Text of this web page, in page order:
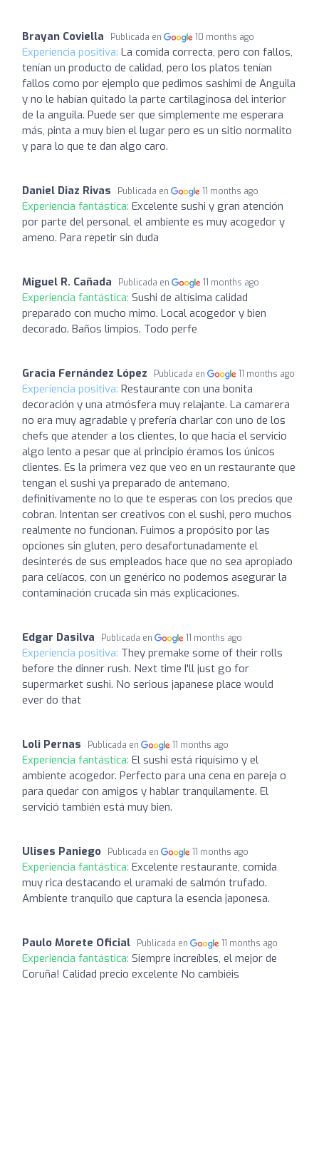
Brayan Coviella Publicada en 10 months ago
Experiencia positiva: La comida correcta, pero con fallos,
tenían un producto de calidad, pero los platos tenían
fallos como por ejemplo que pedimos sashimi de Anguila
y no le habían quitado la parte cartilaginosa del interior
de la anguila. Puede ser que simplemente me esperara
más, pinta a muy bien el lugar pero es un sitio normalito
y para lo que te dan algo caro.
Daniel Diaz Rivas Publicada en 11 months ago
Experiencia fantástica: Excelente sushi y gran atención
por parte del personal, el ambiente es muy acogedor y
ameno. Para repetir sin duda
Miguel R. Cañada Publicada en 11 months ago
Experiencia fantástica: Sushi de altísima calidad
preparado con mucho mimo. Local acogedor y bien
decorado. Baños limpios. Todo perfe
Gracia Fernández López Publicada en 11 months ago
Experiencia positiva: Restaurante con una bonita
decoración y una atmósfera muy relajante. La camarera
no era muy agradable y prefería charlar con uno de los
chefs que atender a los clientes, lo que hacía el servicio
algo lento a pesar que al principio éramos los únicos
clientes. Es la primera vez que veo en un restaurante que
tengan el sushi ya preparado de antemano,
definitivamente no lo que te esperas con los precios que
cobran. Intentan ser creativos con el sushi, pero muchos
realmente no funcionan. Fuimos a propósito por las
opciones sin gluten, pero desafortunadamente el
desinterés de sus empleados hace que no sea apropiado
para celíacos, con un genérico no podemos asegurar la
contaminación crucada sin más explicaciones.
Edgar Dasilva Publicada en 11 months ago
Experiencia positiva: They premake some of their rolls
before the dinner rush. Next time I'll just go for
supermarket sushi. No serious japanese place would
ever do that
Loli Pernas Publicada en 11 months ago
Experiencia fantástica: El sushi está riquísimo y el
ambiente acogedor. Perfecto para una cena en pareja o
para quedar con amigos y hablar tranquilamente. El
servició también está muy bien.
Ulises Paniego Publicada en 11 months ago
Experiencia fantástica: Excelente restaurante, comida
muy rica destacando el uramaki de salmón trufado.
Ambiente tranquilo que captura la esencia japonesa.
Paulo Morete Oficial Publicada en 11 months ago
Experiencia fantástica: Siempre increíbles, el mejor de
Coruña! Calidad precio excelente No cambiéis